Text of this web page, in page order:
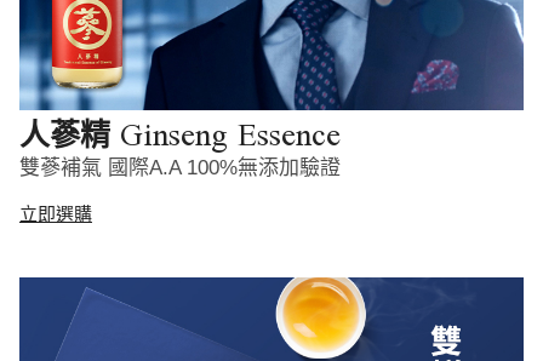
人蔘精 Ginseng Essence
雙蔘補氣 國際A.A 100%無添加驗證
立即選購